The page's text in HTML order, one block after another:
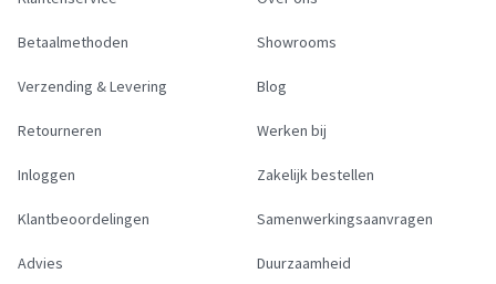
Betaalmethoden
Verzending & Levering
Retourneren
Inloggen
Klantbeoordelingen
Advies
Showrooms
Blog
Werken bij
Zakelijk bestellen
Samenwerkingsaanvragen
Duurzaamheid